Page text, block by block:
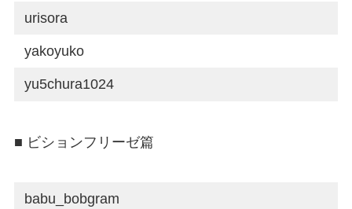
urisora
yakoyuko
yu5chura1024
■ ビションフリーゼ篇
babu_bobgram